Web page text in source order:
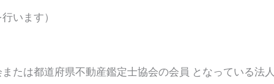
います）
たは都道府県不動産鑑定士協会の会員 となっている法